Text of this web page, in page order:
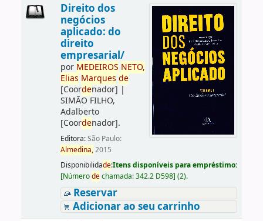
Direito dos
negócios
aplicado: do
direito
empresarial/
por MEDEIROS NETO,
Elias Marques de
[Coordenador] |
SIMÃO FILHO,
Adalberto
[Coordenador].
Editora:São Paulo:
Almedina,2015
Disponibilidade:Itens disponíveis para empréstimo:
[Númerodechamada:342.2 D598] (2).
Reservar
Adicionar ao seu carrinho